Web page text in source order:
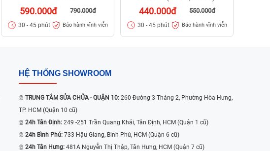
590.000đ 790.000đ
30 - 45 phút Bảo hành vĩnh viễn
440.000đ 550.000đ
30 - 45 phút Bảo hành vĩnh viễn
HỆ THỐNG SHOWROOM
TRUNG TÂM SỬA CHỮA - QUẬN 10: 260 Đường 3 Tháng 2, Phường Hòa Hưng,
TP. HCM (Quận 10 cũ)
24h Tân Định: 249 -251 Trần Quang Khải, Tân Định, HCM (Quận 1 cũ)
24h Bình Phú: 733 Hậu Giang, Bình Phú, HCM (Quận 6 cũ)
24h Tân Hưng: 481A Nguyễn Thị Thập, Tân Hưng, HCM (Quận 7 cũ)